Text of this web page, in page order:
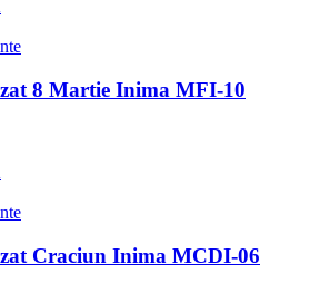
8 Martie Inima MFI-10
Craciun Inima MCDI-06